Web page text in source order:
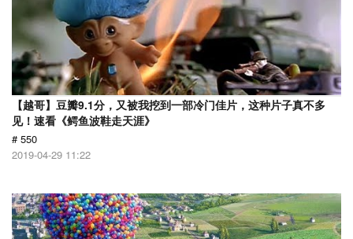
【越哥】豆瓣9.1分，又被我挖到一部冷门佳片，这种片子真不多
见！速看《鳄鱼波鞋走天涯》
# 550
2019-04-29 11:22